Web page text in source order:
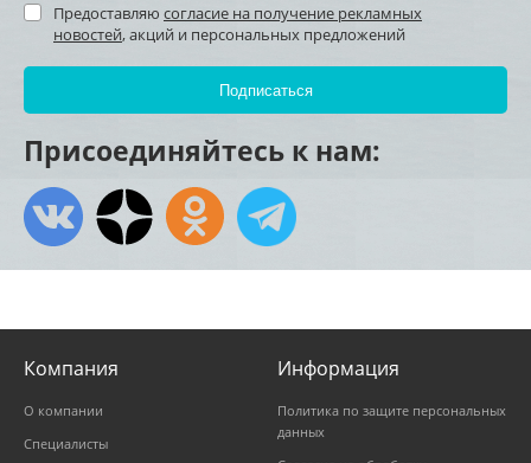
Предоставляю согласие на получение рекламных
новостей, акций и персональных предложений
Присоединяйтесь к нам:
Компания
О компании
Специалисты
Информация
Политика по защите персональных
данных